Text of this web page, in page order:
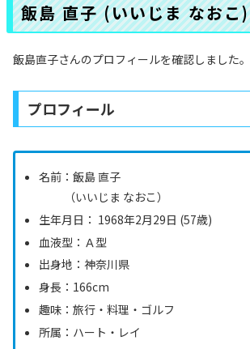
飯島 直子 (いいじま なおこ)
飯島直子さんのプロフィールを確認しました。
プロフィール
名前：飯島 直子
（いいじま なおこ）
生年月日： 1968年2月29日 (57歳)
血液型：Ａ型
出身地：神奈川県
身長：166cm
趣味：旅行・料理・ゴルフ
所属：ハート・レイ